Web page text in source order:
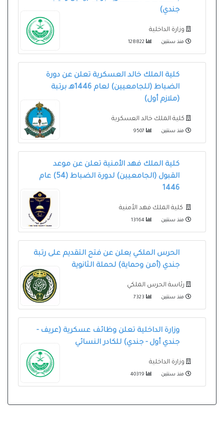
جندي)
وزارة الداخلية
منذ سنتين
كلية الملك خالد العسكرية تعلن عن دورة
الضباط (للجامعيين) لعام 1446هـ برتبة
(ملازم أول)
كلية الملك خالد العسكرية
منذ سنتين
كلية الملك فهد الأمنية تعلن عن موعد
القبول (الجامعيين) لدورة الضباط (54) عام
1446
كلية الملك فهد الأمنية
منذ سنتين
الحرس الملكي يعلن عن فتح التقديم على رتبة
جندي (أمن وحماية) لحملة الثانوية
رئاسة الحرس الملكي
منذ سنتين
وزارة الداخلية تعلن وظائف عسكرية (عريف -
جندي أول - جندي) للكادر النسائي
وزارة الداخلية
منذ سنتين